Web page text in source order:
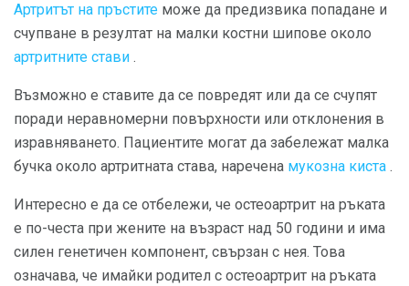
Артритът на пръстите може да предизвика попадане и
счупване в резултат на малки костни шипове около
артритните стави .
Възможно е ставите да се повредят или да се счупят
поради неравномерни повърхности или отклонения в
изравняването. Пациентите могат да забележат малка
бучка около артритната става, наречена мукозна киста .
Интересно е да се отбележи, че остеоартрит на ръката
е по-честа при жените на възраст над 50 години и има
силен генетичен компонент, свързан с нея. Това
означава, че имайки родител с остеоартрит на ръката